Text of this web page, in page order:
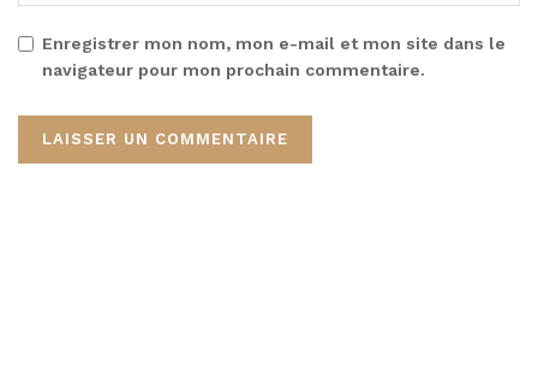
Enregistrer mon nom, mon e-mail et mon site dans le
navigateur pour mon prochain commentaire.